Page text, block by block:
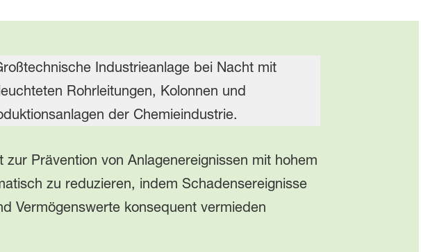
Prävention von Anlagenereignissen mit hohem
zu reduzieren, indem Schadensereignisse
Vermögenswerte konsequent vermieden